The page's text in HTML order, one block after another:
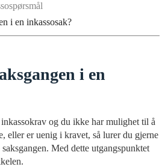
i en inkassosak?
i en
og du ikke har mulighet til å
eller er uenig i kravet, så lurer du gjerne
Med dette utgangspunktet